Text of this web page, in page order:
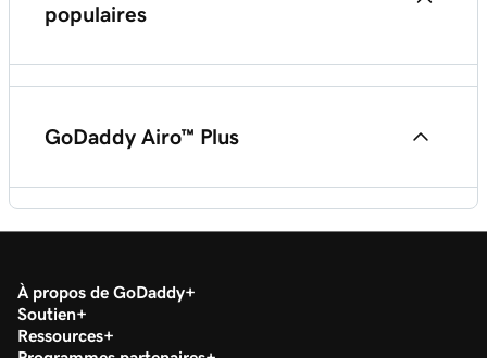
populaires
GoDaddy Airo™ Plus
Créer un logo à l’aide du logo Airo Plus ™
À propos de GoDaddy
Soutien
Ressources